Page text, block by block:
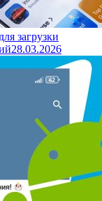
загрузки
28.03.2026